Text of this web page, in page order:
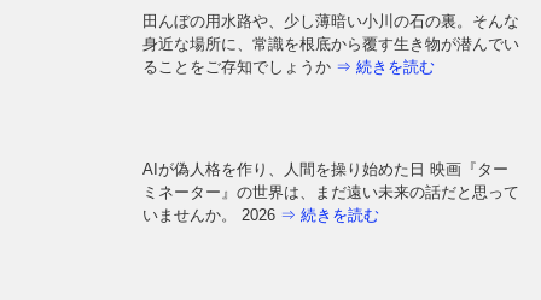
田んぼの用水路や、少し薄暗い小川の石の裏。そんな
身近な場所に、常識を根底から覆す生き物が潜んでい
ることをご存知でしょうか ⇒ 続きを読む
AIが偽人格を作り、人間を操り始めた日 映画『ター
ミネーター』の世界は、まだ遠い未来の話だと思って
いませんか。 2026 ⇒ 続きを読む